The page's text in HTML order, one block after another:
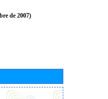
de 2007)